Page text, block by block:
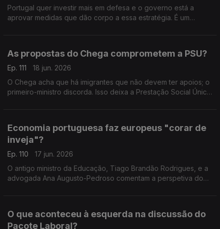
Portugal quer investir mais em defesa e o governo está a
aprovar medidas que dão corpo a essa estratégia. É um
As propostas do Chega comprometem a PSU?
Ep. 111
18 jun. 2026
O Chega acha que há imigrantes que não devem ter apoios; o
primeiro-ministro discorda. Isso deixa a Prestação Social Única
Economia portuguesa faz europeus "corar de
inveja"?
Ep. 110
17 jun. 2026
O antigo ministro da Educação, Tiago Brandão Rodrigues, e a
advogada Ana Augusto-Pedroso comentam a perspetiva do
O que aconteceu à esquerda na discussão do
Pacote Laboral?